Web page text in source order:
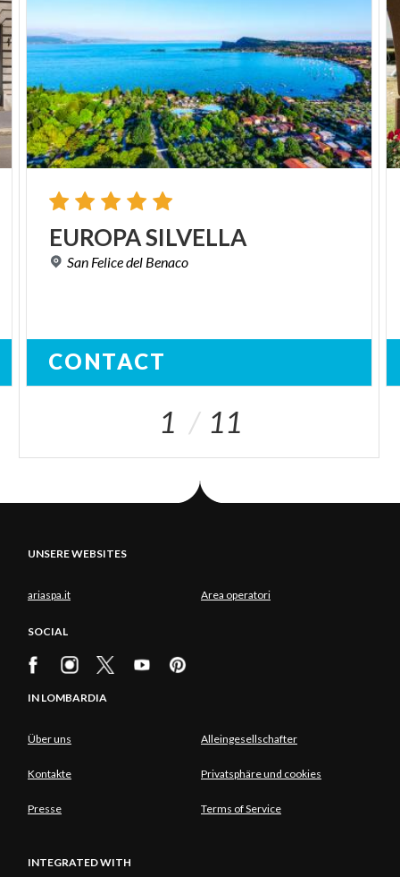
EUROPASILVELLA
San Felicedel Benaco
CONTACT
1 11
UNSERE WEBSITES
ariaspa.it Area operatori
SOCIAL
IN LOMBARDIA
Über uns Alleingesellschafter
Kontakte Privatsphäre und cookies
Presse Terms of Service
INTEGRATED WITH